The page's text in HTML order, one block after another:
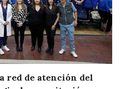
red de atención del